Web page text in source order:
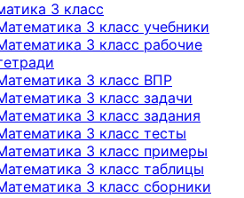
3 класс
3 класс учебники
3 класс рабочие
3 класс ВПР
3 класс задачи
3 класс задания
3 класс тесты
3 класс примеры
3 класс таблицы
3 класс сборники